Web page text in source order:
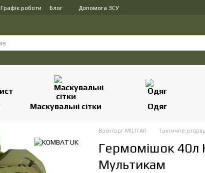
Графік роботи Блог Допомога ЗСУ
Маскувальні сітки Одяг
Воєнторг MILITAR Тактичне
Гермомішок 40л
Мультикам